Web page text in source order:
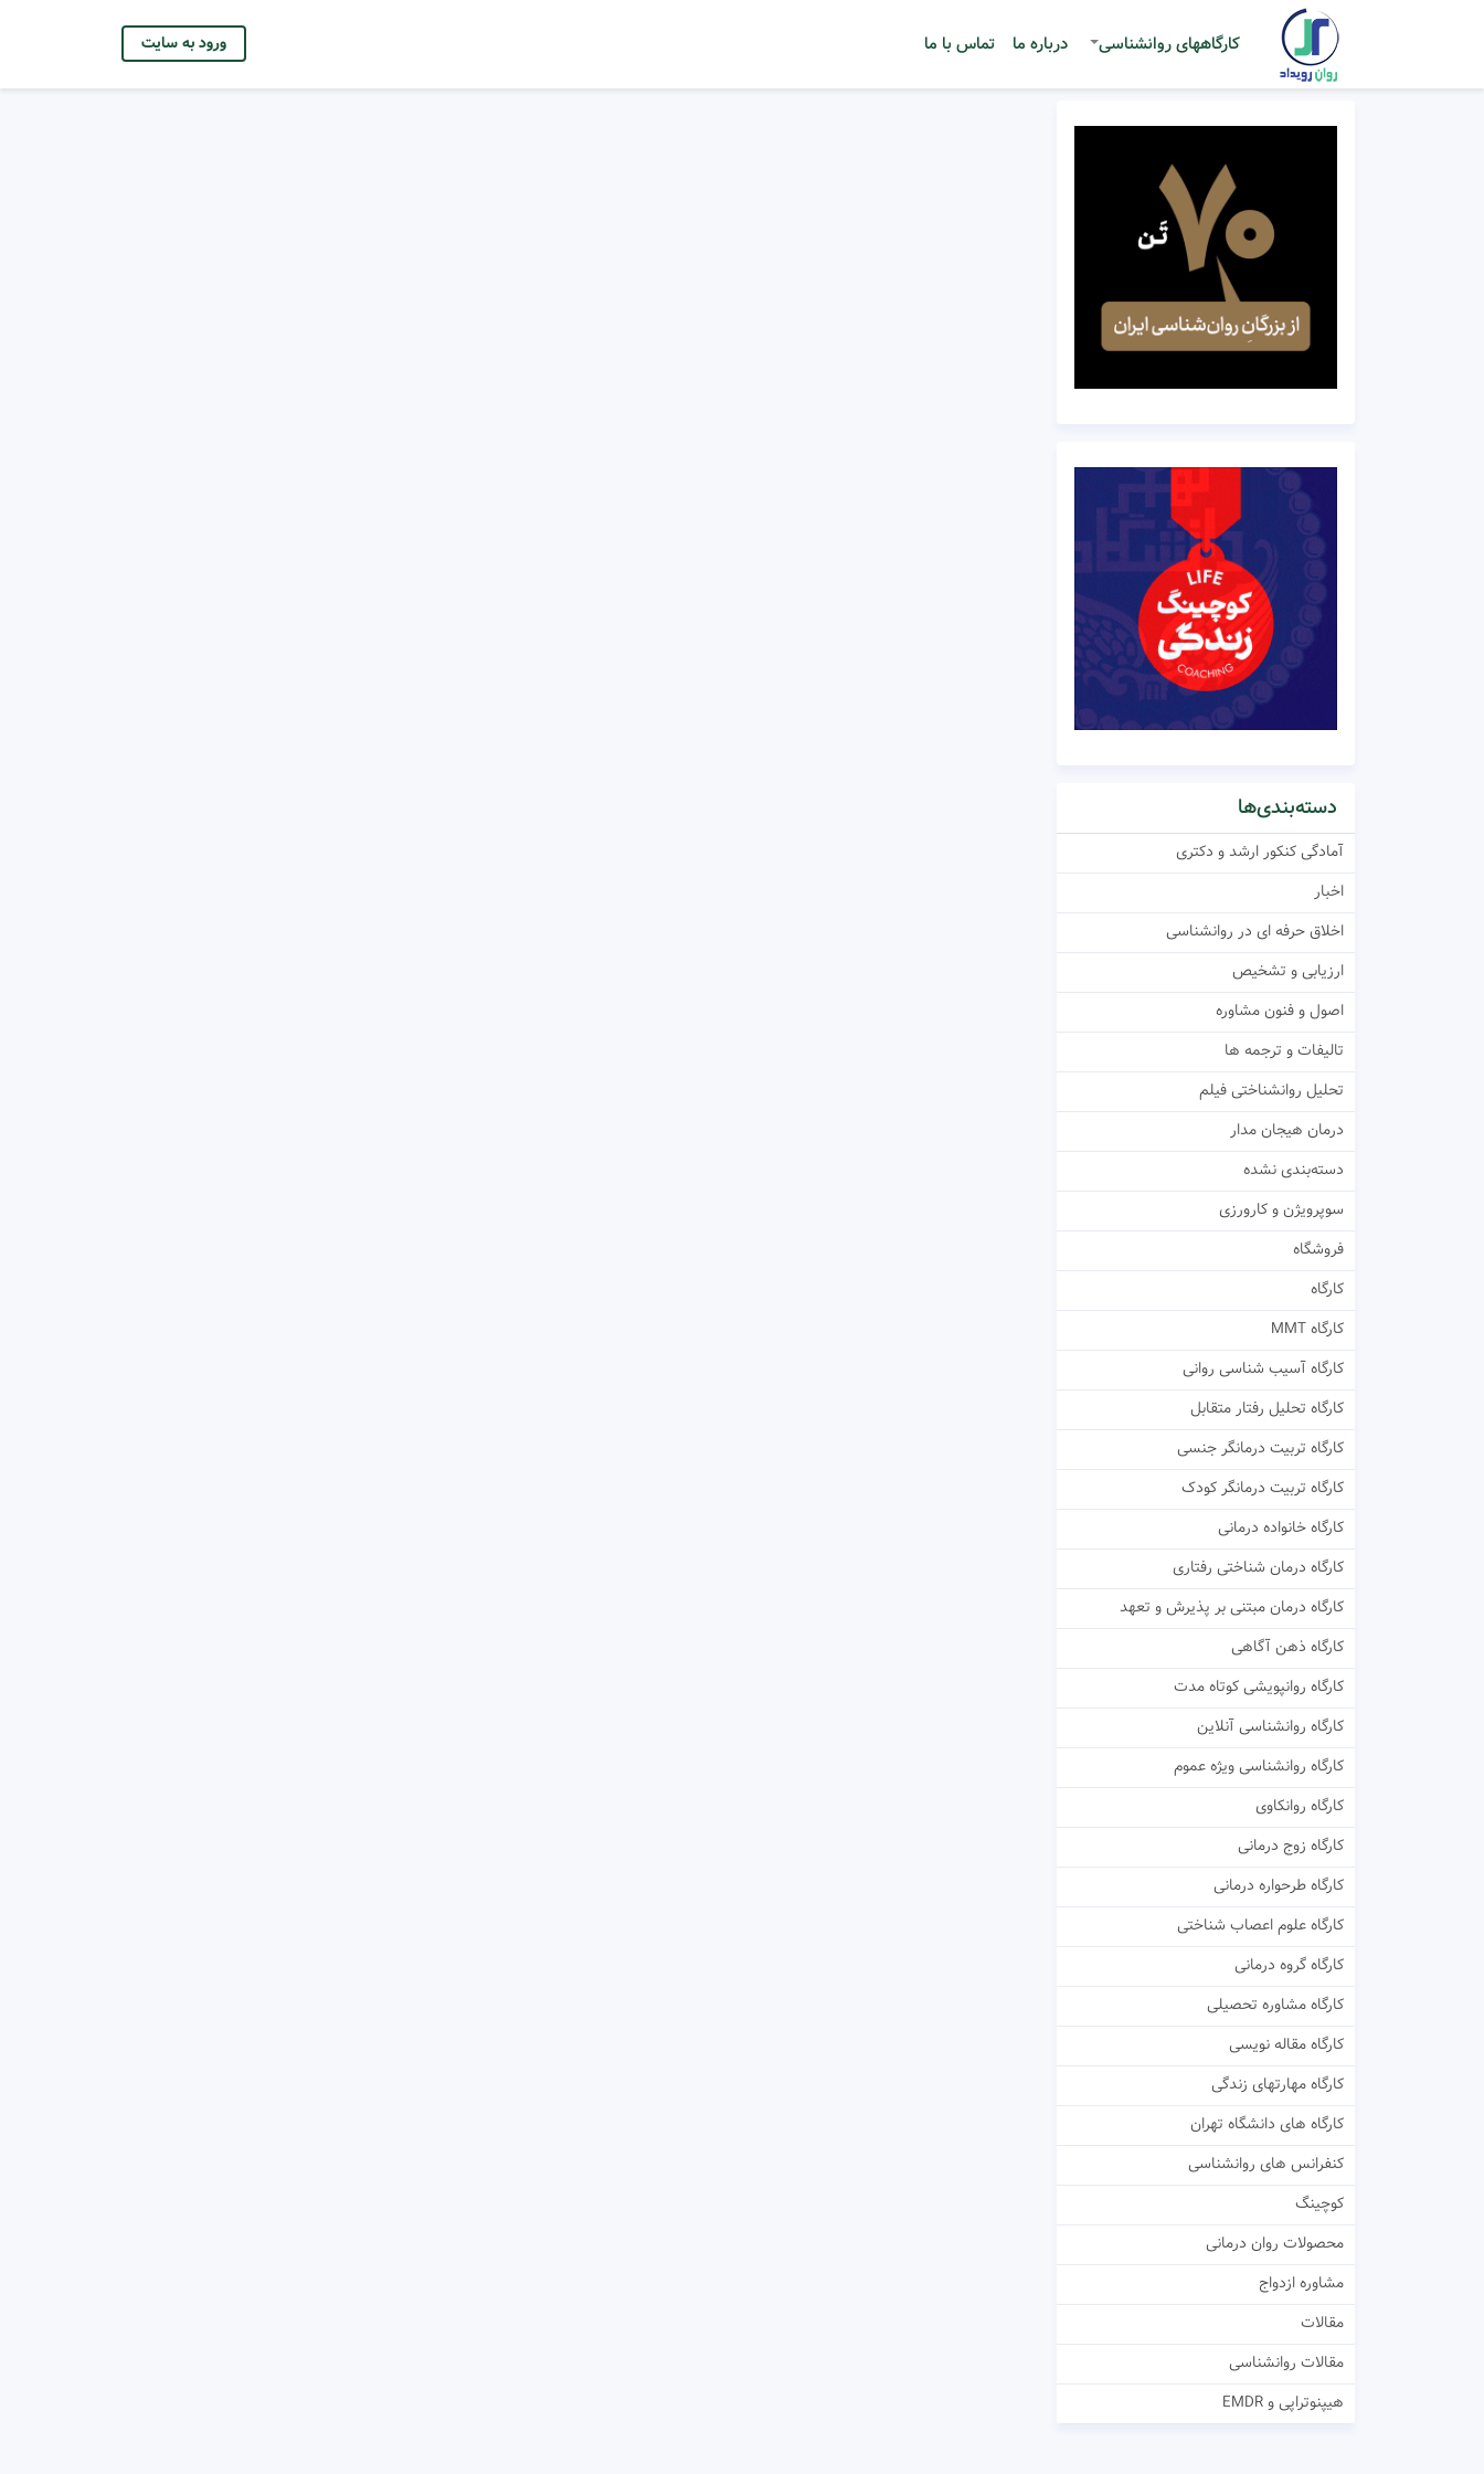
کارگاههای روانشناسی درباره ما تماس با ما ورود به سایت
دسته‌بندی‌ها
آمادگی کنکور ارشد و دکتری
اخبار
اخلاق حرفه ای در روانشناسی
ارزیابی و تشخیص
اصول و فنون مشاوره
تالیفات و ترجمه ها
تحلیل روانشناختی فیلم
درمان هیجان مدار
دسته‌بندی نشده
سوپرویژن و کارورزی
فروشگاه
کارگاه
کارگاه MMT
کارگاه آسیب شناسی روانی
کارگاه تحلیل رفتار متقابل
کارگاه تربیت درمانگر جنسی
کارگاه تربیت درمانگر کودک
کارگاه خانواده درمانی
کارگاه درمان شناختی رفتاری
کارگاه درمان مبتنی بر پذیرش و تعهد
کارگاه ذهن آگاهی
کارگاه روانپویشی کوتاه مدت
کارگاه روانشناسی آنلاین
کارگاه روانشناسی ویژه عموم
کارگاه روانکاوی
کارگاه زوج درمانی
کارگاه طرحواره درمانی
کارگاه علوم اعصاب شناختی
کارگاه گروه درمانی
کارگاه مشاوره تحصیلی
کارگاه مقاله نویسی
کارگاه مهارتهای زندگی
کارگاه های دانشگاه تهران
کنفرانس های روانشناسی
کوچینگ
محصولات روان درمانی
مشاوره ازدواج
مقالات
مقالات روانشناسی
هیپنوتراپی و EMDR